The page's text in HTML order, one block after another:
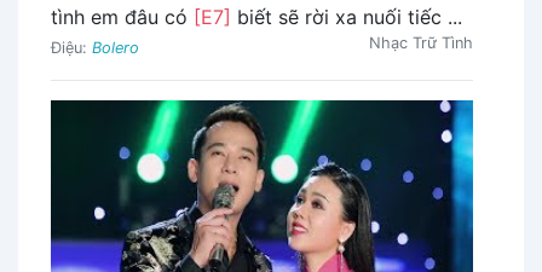
tình em đâu có [E7] biết sẽ rời xa nuối tiếc ...
Điệu: Bolero Nhạc Trữ Tình